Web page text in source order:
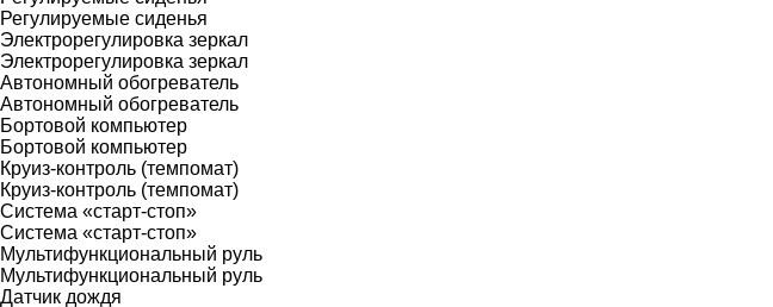
Регулируемые сиденья
Электрорегулировка зеркал
Электрорегулировка зеркал
Автономный обогреватель
Автономный обогреватель
Бортовой компьютер
Бортовой компьютер
Круиз-контроль (темпомат)
Круиз-контроль (темпомат)
Система «старт-стоп»
Система «старт-стоп»
Мультифункциональный руль
Мультифункциональный руль
Датчик дождя